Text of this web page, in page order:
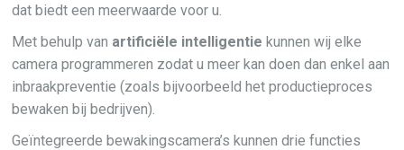
dat biedt een meerwaarde voor u.
Met behulp van artificiële intelligentie kunnen wij elke
camera programmeren zodat u meer kan doen dan enkel aan
inbraakpreventie (zoals bijvoorbeeld het productieproces
bewaken bij bedrijven).
Geïntegreerde bewakingscamera’s kunnen drie functies